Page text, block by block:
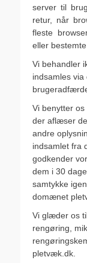
server til
retur, når
fleste
eller bestemte
Vi behandler
indsamles
Vi benytter
der aflæser
andre
indsamlet fra
godkender
dem i 30
samtykke
domænet
Vi glæder os
rengøring,
pletvæk.dk.